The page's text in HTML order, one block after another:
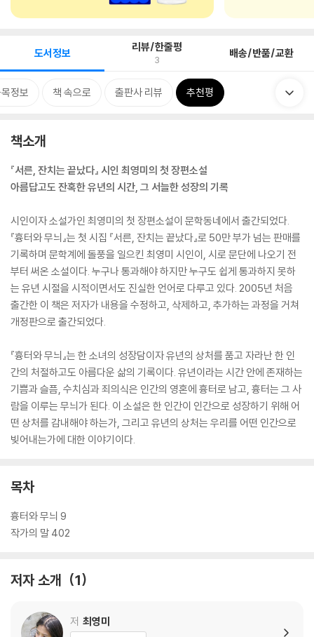
도서정보 리뷰/한줄평
3 배송/반품/교환
정보 책 속으로 출판사 리뷰 추천평
책소개
『서른, 잔치는 끝났다』 시인 최영미의 첫 장편소설
아름답고도 잔혹한 유년의 시간, 그 서늘한 성장의 기록
시인이자 소설가인 최영미의 첫 장편소설이 문학동네에서 출간되었다.
『흉터와 무늬』는 첫 시집 『서른, 잔치는 끝났다』로 50만 부가 넘는 판매를
기록하며 문학계에 돌풍을 일으킨 최영미 시인이, 시로 문단에 나오기 전
부터 써온 소설이다. 누구나 통과해야 하지만 누구도 쉽게 통과하지 못하
는 유년 시절을 시적이면서도 진실한 언어로 다루고 있다. 2005년 처음
출간한 이 책은 저자가 내용을 수정하고, 삭제하고, 추가하는 과정을 거쳐
개정판으로 출간되었다.
『흉터와 무늬』는 한 소녀의 성장담이자 유년의 상처를 품고 자라난 한 인
간의 처절하고도 아름다운 삶의 기록이다. 유년이라는 시간 안에 존재하는
기쁨과 슬픔, 수치심과 죄의식은 인간의 영혼에 흉터로 남고, 흉터는 그 사
람을 이루는 무늬가 된다. 이 소설은 한 인간이 인간으로 성장하기 위해 어
떤 상처를 감내해야 하는가, 그리고 유년의 상처는 우리를 어떤 인간으로
빚어내는가에 대한 이야기이다.
목차
흉터와 무늬 9
작가의 말 402
저자 소개 1
저 최영미